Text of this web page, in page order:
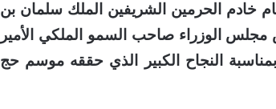
خادم الحرمين الشريفين الملك سلمان بن
الوزراء صاحب السمو الملكي الأمير
النجاح الكبير الذي حققه موسم حج